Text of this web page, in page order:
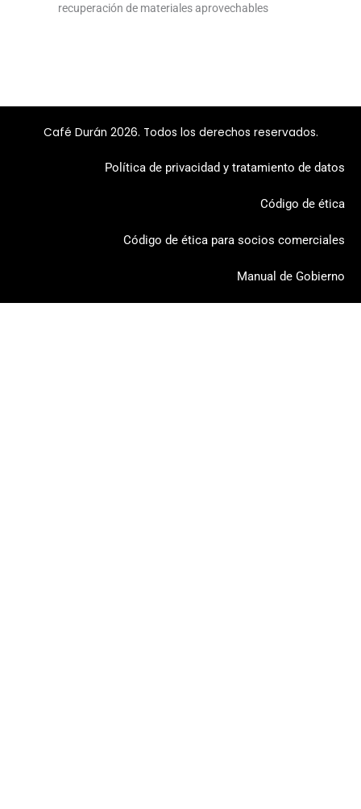
recuperación de materiales aprovechables
Café Durán 2026. Todos los derechos reservados.
Política de privacidad y tratamiento de datos
Código de ética
Código de ética para socios comerciales
Manual de Gobierno